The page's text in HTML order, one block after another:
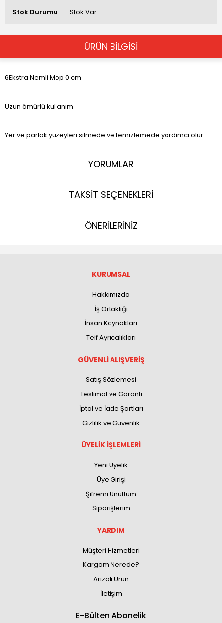
Stok Durumu Stok Var
ÜRÜN BİLGİSİ
6Ekstra Nemli Mop 0 cm
Uzun ömürlü kullanım
Yer ve parlak yüzeyleri silmede ve temizlemede yardımcı olur
YORUMLAR
TAKSİT SEÇENEKLERİ
ÖNERİLERİNİZ
KURUMSAL
Hakkımızda
İş Ortaklığı
İnsan Kaynakları
Teif Ayrıcalıkları
GÜVENLİ ALIŞVERİŞ
Satış Sözlemesi
Teslimat ve Garanti
İptal ve İade Şartları
Gizlilik ve Güvenlik
ÜYELİK İŞLEMLERİ
Yeni Üyelik
Üye Girişi
Şifremi Unuttum
Siparişlerim
YARDIM
Müşteri Hizmetleri
Kargom Nerede?
Arızalı Ürün
İletişim
E-Bülten Abonelik